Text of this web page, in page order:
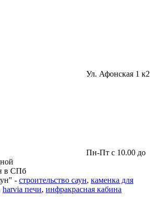
Ул. Афонская 1 к2
Пн-Пт с 10.00 до
в СПб
- строительство саун, каменка для
harvia печи, инфракрасная кабина